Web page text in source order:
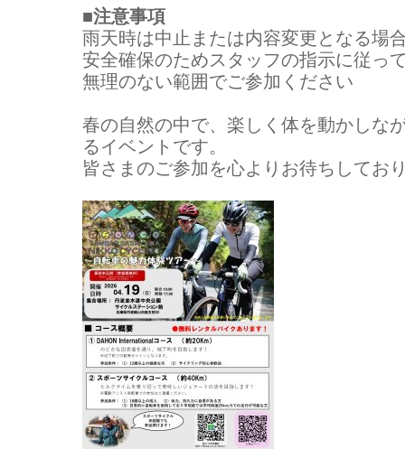
■注意事項
雨天時は中止または内容変更となる場
安全確保のためスタッフの指示に従っ
無理のない範囲でご参加ください
春の自然の中で、楽しく体を動かしな
るイベントです。
皆さまのご参加を心よりお待ちしてお